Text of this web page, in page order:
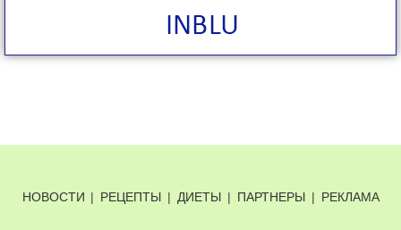
НОВОСТИ | РЕЦЕПТЫ | ДИЕТЫ | ПАРТНЕРЫ | РЕКЛАМА